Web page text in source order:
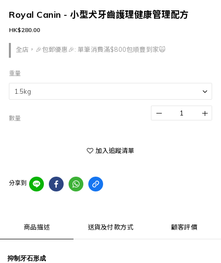
Royal Canin - 小型犬牙齒護理健康管理配方
全店，🎉包郵優惠🎉: 單筆消費滿$800包順豐到家🙀
HK$280.00
重量
數量
加入追蹤清單
分享到
商品描述 送貨及付款方式 顧客評價
抑制牙石形成